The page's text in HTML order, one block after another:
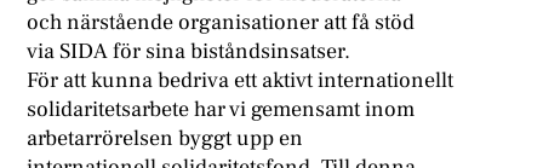
och närstående organisationer att få stöd
via SIDA för sina biståndsinsatser.
För att kunna bedriva ett aktivt internationellt
solidaritetsarbete har vi gemensamt inom
arbetarrörelsen byggt upp en